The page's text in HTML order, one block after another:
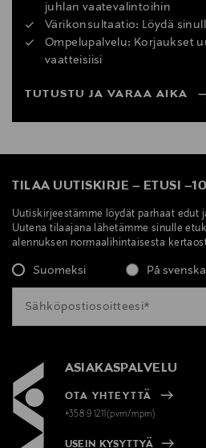
juhlan vaatevalintoihin
Värikonsultaatio: Löydä
Ompelupalvelu: Korjaukset
vaatteisiisi
TUTUSTU JA VARAA AIKA
TILAA UUTISKIRJE – ETUSI –
Uutiskirjeestämme löydät parhaat edut
Uutena tilaajana lähetämme sinulle
alennuksen normaalihintaisesta
Suomeksi På svenska
ASIAKASPALVELU
OTA YHTEYTTÄ
+358 9 1211(pvm/mpm)
USEIN KYSYTTYÄ